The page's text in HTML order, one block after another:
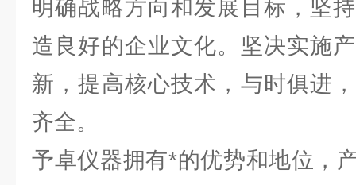
明确战略方向和发展目标，坚
造良好的企业文化。坚决实施
新，提高核心技术，与时俱进
齐全。
予卓仪器拥有*的优势和地位，